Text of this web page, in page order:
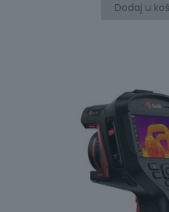
Dodaj u